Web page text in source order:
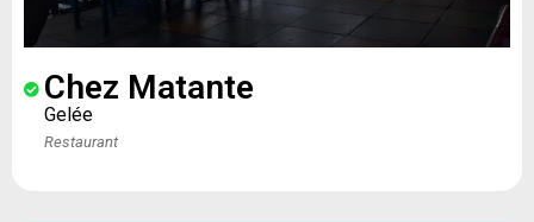
Chez Matante
Gelée
Restaurant